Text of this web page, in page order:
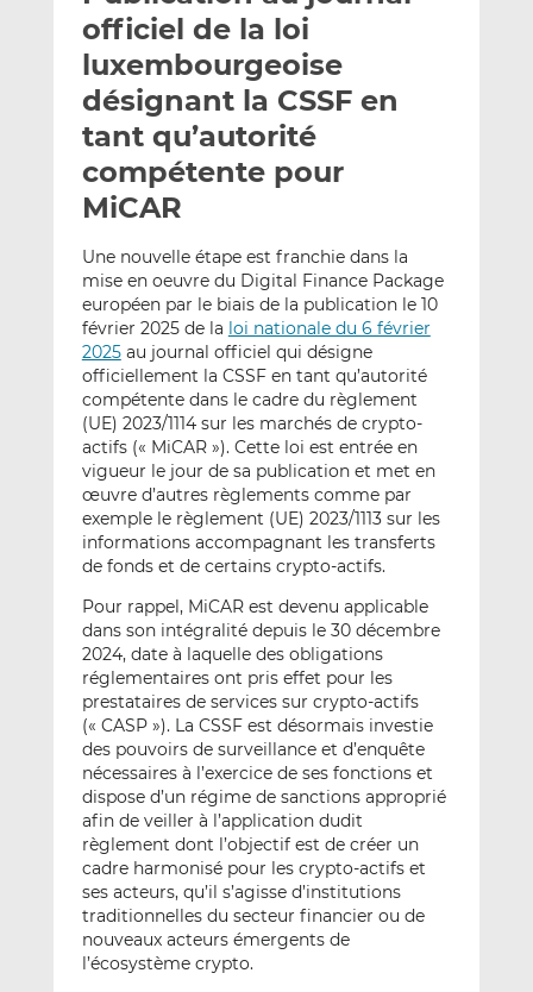
e
r
p
a
r
m
l
g
e
r
s
u
L
k
e
d
I
n
g
e
r
u
F
e
b
o
o
k
officiel de la loi
luxembourgeoise
désignant la CSSF en
tant qu’autorité
compétente pour
MiCAR
Une nouvelle étape est franchie dans la
mise en oeuvre du Digital Finance Package
européen par le biais de la publication le 10
février 2025 de la loi nationale du 6 février
2025au journal officiel qui désigne
officiellement la CSSF en tant qu’autorité
compétente dans le cadre du règlement
(UE) 2023/1114 sur les marchés de crypto-
actifs (« MiCAR »). Cette loi est entrée en
vigueur le jour de sa publication et met en
œuvre d’autres règlements comme par
exemple le règlement (UE) 2023/1113 sur les
informations accompagnant les transferts
de fonds et de certains crypto-actifs.
Pour rappel, MiCAR est devenu applicable
dans son intégralité depuis le 30 décembre
2024, date à laquelle des obligations
réglementaires ont pris effet pour les
prestataires de services sur crypto-actifs
(« CASP »). La CSSF est désormais investie
des pouvoirs de surveillance et d’enquête
nécessaires à l’exercice de ses fonctions et
dispose d’un régime de sanctions approprié
afin de veiller à l’application dudit
règlement dont l’objectif est de créer un
cadre harmonisé pour les crypto-actifs et
ses acteurs, qu’il s’agisse d’institutions
traditionnelles du secteur financier ou de
nouveaux acteurs émergents de
l’écosystème crypto.